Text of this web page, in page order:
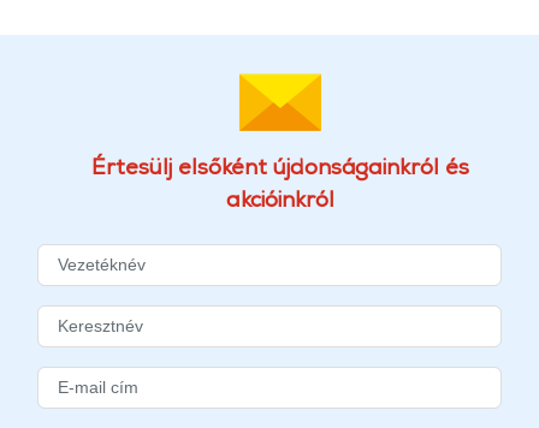
Értesülj elsőként újdonságainkról és
akcióinkról